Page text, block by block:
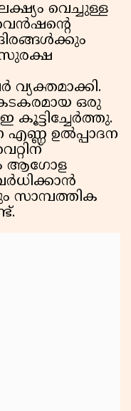
വെച്ചുള്ള
സുരക്ഷ
ഒരു
എണ്ണ ഉൽപ്പാദന
ആഗോള
സാമ്പത്തിക